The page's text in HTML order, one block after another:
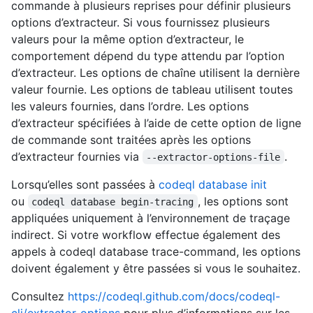
commande à plusieurs reprises pour définir plusieurs
options d’extracteur. Si vous fournissez plusieurs
valeurs pour la même option d’extracteur, le
comportement dépend du type attendu par l’option
d’extracteur. Les options de chaîne utilisent la dernière
valeur fournie. Les options de tableau utilisent toutes
les valeurs fournies, dans l’ordre. Les options
d’extracteur spécifiées à l’aide de cette option de ligne
de commande sont traitées après les options
d’extracteur fournies via
--extractor-options-file .
Lorsqu’elles sont passées à codeql database init
ou
codeql database begin-tracing , les options sont
appliquées uniquement à l’environnement de traçage
indirect. Si votre workflow effectue également des
appels à codeql database trace-command, les options
doivent également y être passées si vous le souhaitez.
Consultez https://codeql.github.com/docs/codeql-